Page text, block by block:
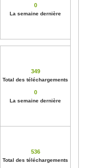
0
La semaine dernière
349
Total des téléchargements
0
La semaine dernière
536
Total des téléchargements